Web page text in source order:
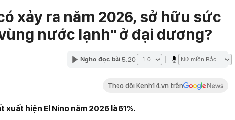
xảy ra năm 2026, sở hữu sức
nước lạnh" ở đại dương?
Nghe đọc bài 5:20
Theo dõi Kenh14.vn trên
xuất hiện El Nino năm 2026 là 61%.